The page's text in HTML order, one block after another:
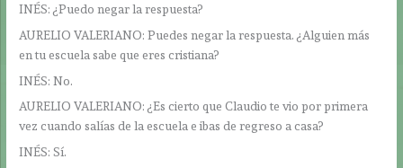
INÉS: ¿Puedo negar la respuesta?
AURELIO VALERIANO: Puedes negar la respuesta. ¿Alguien más
en tu escuela sabe que eres cristiana?
INÉS: No.
AURELIO VALERIANO: ¿Es cierto que Claudio te vio por primera
vez cuando salías de la escuela e ibas de regreso a casa?
INÉS: Sí.